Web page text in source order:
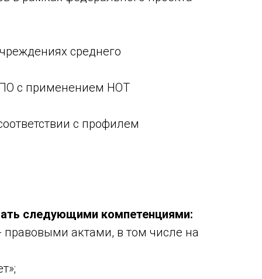
среднего
с применением НОТ
с профилем
следующими компетенциями:
правовыми актами, в том числе на